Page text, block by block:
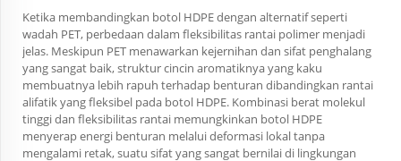
Ketika membandingkan botol HDPE dengan alternatif seperti
wadah PET, perbedaan dalam fleksibilitas rantai polimer menjadi
jelas. Meskipun PET menawarkan kejernihan dan sifat penghalang
yang sangat baik, struktur cincin aromatiknya yang kaku
membuatnya lebih rapuh terhadap benturan dibandingkan rantai
alifatik yang fleksibel pada botol HDPE. Kombinasi berat molekul
tinggi dan fleksibilitas rantai memungkinkan botol HDPE
menyerap energi benturan melalui deformasi lokal tanpa
mengalami retak, suatu sifat yang sangat bernilai di lingkungan